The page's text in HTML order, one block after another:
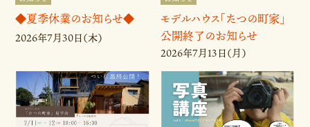
◆夏季休業のお知らせ◆
2026年7月30日（木）
モデルハウス「たつの町家」
公開終了のお知らせ
2026年7月13日（月）